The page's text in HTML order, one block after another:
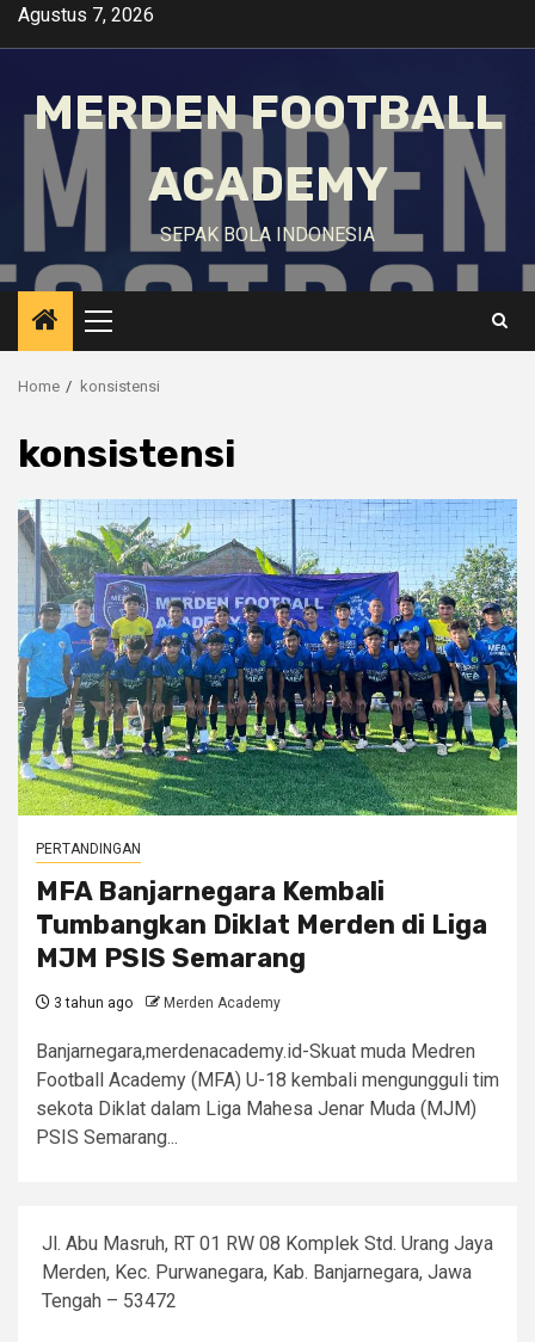
SkipAgustus 7, 2026
MERDEN FOOTBALL
ACADEMY
SEPAK BOLA INDONESIA
Primary
Menu
Home konsistensi
konsistensi
PERTANDINGAN
MFA Banjarnegara Kembali
Tumbangkan Diklat Merden di Liga
MJM PSIS Semarang
3 tahun ago Merden Academy
Banjarnegara,merdenacademy.id-Skuat muda Medren
Football Academy (MFA) U-18 kembali mengungguli tim
sekota Diklat dalam Liga Mahesa Jenar Muda (MJM)
PSIS Semarang...
Jl. Abu Masruh, RT 01 RW 08 Komplek Std. Urang Jaya
Merden, Kec. Purwanegara, Kab. Banjarnegara, Jawa
Tengah – 53472